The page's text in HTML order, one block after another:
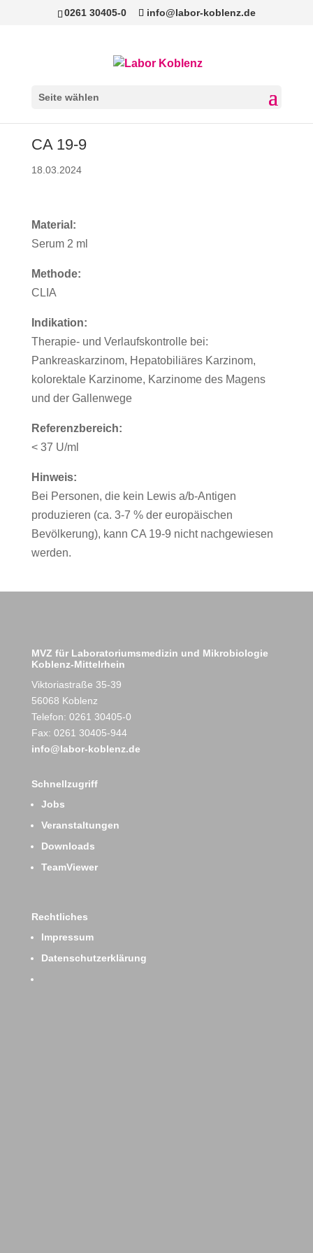
0261 30405-0 info@labor-koblenz.de
Seite wählen
CA 19-9
18.03.2024
Material:
Serum 2 ml
Methode:
CLIA
Indikation:
Therapie- und Verlaufskontrolle bei:
Pankreaskarzinom, Hepatobiliäres Karzinom,
kolorektale Karzinome, Karzinome des Magens
und der Gallenwege
Referenzbereich:
< 37 U/ml
Hinweis:
Bei Personen, die kein Lewis a/b-Antigen
produzieren (ca. 3-7 % der europäischen
Bevölkerung), kann CA 19-9 nicht nachgewiesen
werden.
MVZ für Laboratoriumsmedizin und Mikrobiologie
Koblenz-Mittelrhein
Viktoriastraße 35-39
56068 Koblenz
Telefon: 0261 30405-0
Fax: 0261 30405-944
info@labor-koblenz.de
Schnellzugriff
Jobs
Veranstaltungen
Downloads
TeamViewer
Rechtliches
Impressum
Datenschutzerklärung